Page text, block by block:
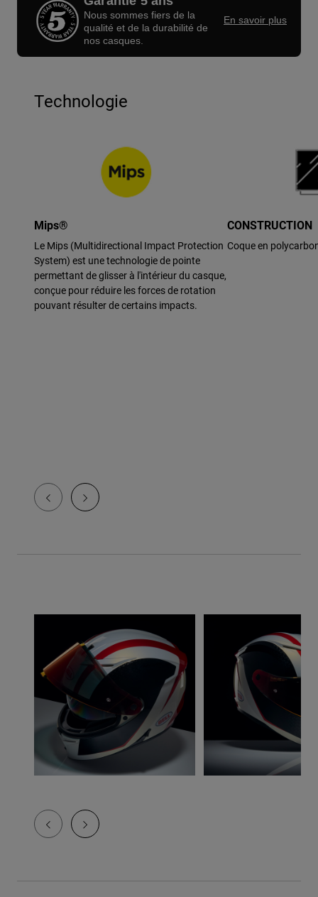
Nous sommes fiers de la
qualité et de la durabilité de
nos casques.
En savoir plus
Technologie
Mips®
Le Mips (Multidirectional Impact Protection
System) est une technologie de pointe
permettant de glisser à l'intérieur du casque,
conçue pour réduire les forces de rotation
pouvant résulter de certains impacts.
CONSTRUCTION
Coque en